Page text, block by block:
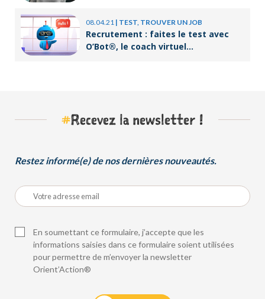
08.04.21 | TEST, TROUVER UN JOB
Recrutement : faites le test avec
O’Bot®, le coach virtuel
#Recevez la newsletter !
Restez informé(e) de nos dernières nouveautés.
En soumettant ce formulaire, j’accepte que les
informations saisies dans ce formulaire soient utilisées
pour permettre de m’envoyer la newsletter
Orient’Action®